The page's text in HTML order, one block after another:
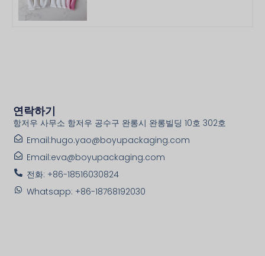
연락하기
항저우 사무소 항저우 공수구 완롱시 완롱빌딩 10호 302호
Email:hugo.yao@boyupackaging.com
Email:eva@boyupackaging.com
전화: +86-18516030824
Whatsapp: +86-18768192030